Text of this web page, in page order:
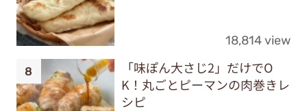
18,814 view
「味ぽん大さじ2」だけでO
K！丸ごとピーマンの肉巻きレ
シピ